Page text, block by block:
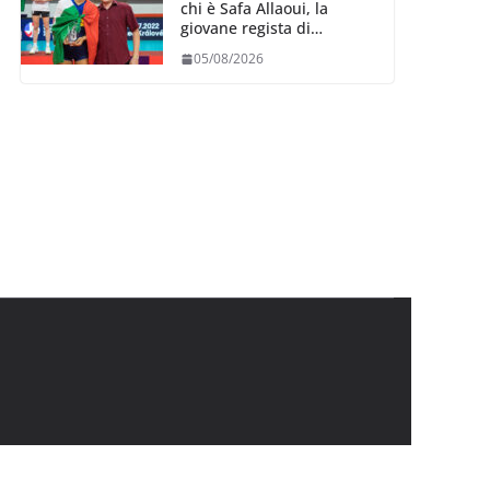
chi è Safa Allaoui, la
giovane regista di
collegiale di Cavalese
05/08/2026